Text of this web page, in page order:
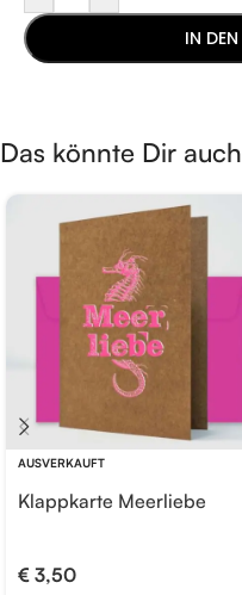
IN
Das könnte Dir
AUSVERKAUFT
Klappkarte Meerliebe
€ 3,50